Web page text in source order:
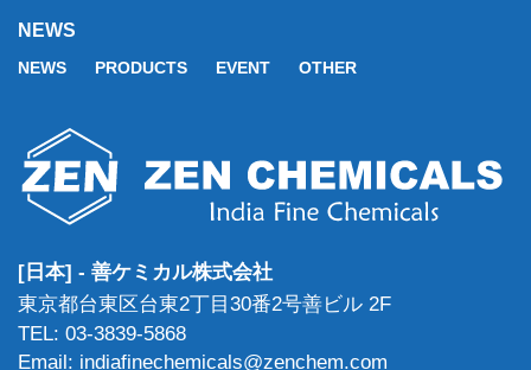
NEWS
NEWS PRODUCTS EVENT OTHER
[日本] - 善ケミカル株式会社
東京都台東区台東2丁目30番2号善ビル 2F
TEL: 03-3839-5868
Email: indiafinechemicals@zenchem.com